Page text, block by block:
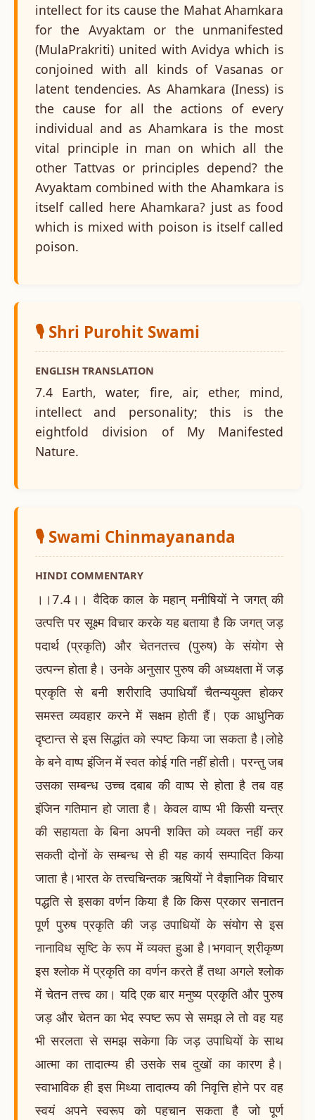
intellect for its cause the Mahat Ahamkara
for the Avyaktam or the unmanifested
(MulaPrakriti) united with Avidya which is
conjoined with all kinds of Vasanas or
latent tendencies. As Ahamkara (Iness) is
the cause for all the actions of every
individual and as Ahamkara is the most
vital principle in man on which all the
other Tattvas or principles depend? the
Avyaktam combined with the Ahamkara is
itself called here Ahamkara? just as food
which is mixed with poison is itself called
poison.
🎙️ Shri Purohit Swami
ENGLISH TRANSLATION
7.4 Earth, water, fire, air, ether, mind,
intellect and personality; this is the
eightfold division of My Manifested
Nature.
🎙️ Swami Chinmayananda
HINDI COMMENTARY
।।7.4।। वैदिक काल के महान् मनीषियों ने जगत् की
उत्पत्ति पर सूक्ष्म विचार करके यह बताया है कि जगत् जड़
पदार्थ (प्रकृति) और चेतनतत्त्व (पुरुष) के संयोग से
उत्पन्न होता है। उनके अनुसार पुरुष की अध्यक्षता में जड़
प्रकृति से बनी शरीरादि उपाधियाँ चैतन्ययुक्त होकर
समस्त व्यवहार करने में सक्षम होती हैं। एक आधुनिक
दृष्टान्त से इस सिद्धांत को स्पष्ट किया जा सकता है।लोहे
के बने वाष्प इंजिन में स्वत कोई गति नहीं होती। परन्तु जब
उसका सम्बन्ध उच्च दबाब की वाष्प से होता है तब वह
इंजिन गतिमान हो जाता है। केवल वाष्प भी किसी यन्त्र
की सहायता के बिना अपनी शक्ति को व्यक्त नहीं कर
सकती दोनों के सम्बन्ध से ही यह कार्य सम्पादित किया
जाता है।भारत के तत्त्वचिन्तक ऋषियों ने वैज्ञानिक विचार
पद्धति से इसका वर्णन किया है कि किस प्रकार सनातन
पूर्ण पुरुष प्रकृति की जड़ उपाधियों के संयोग से इस
नानाविध सृष्टि के रूप में व्यक्त हुआ है।भगवान् श्रीकृष्ण
इस श्लोक में प्रकृति का वर्णन करते हैं तथा अगले श्लोक
में चेतन तत्त्व का। यदि एक बार मनुष्य प्रकृति और पुरुष
जड़ और चेतन का भेद स्पष्ट रूप से समझ ले तो वह यह
भी सरलता से समझ सकेगा कि जड़ उपाधियों के साथ
आत्मा का तादात्म्य ही उसके सब दुखों का कारण है।
स्वाभाविक ही इस मिथ्या तादात्म्य की निवृत्ति होने पर वह
स्वयं अपने स्वरूप को पहचान सकता है जो पूर्ण